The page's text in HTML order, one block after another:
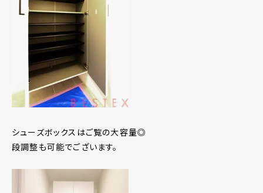
シューズボックスはご覧の大容量◎
段調整も可能でございます。